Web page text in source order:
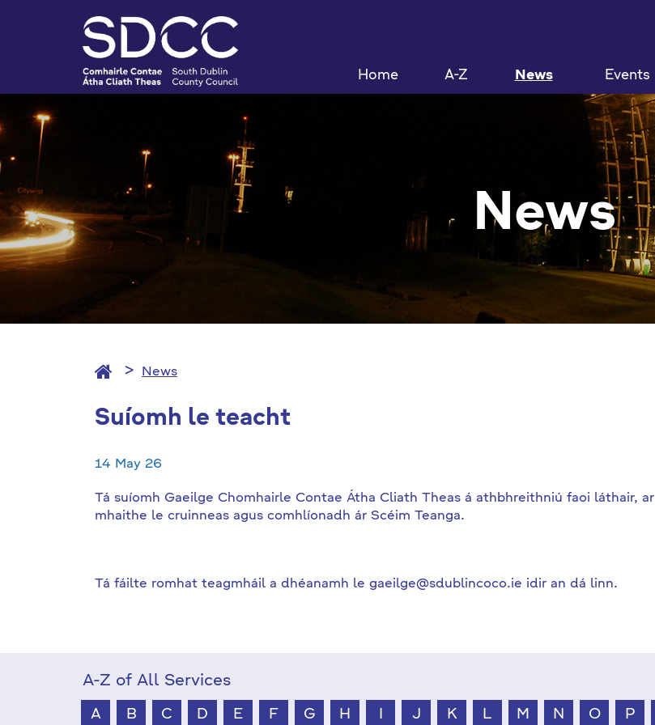
Home A-Z News Events
News
News
Suíomh le teacht
14 May 26
Tá suíomh Gaeilge Chomhairle Contae Átha Cliath Theas á athbhreithniú faoi láthair, ar
mhaithe le cruinneas agus comhlíonadh ár Scéim Teanga.
Tá fáilte romhat teagmháil a dhéanamh le gaeilge@sdublincoco.ie idir an dá linn.
A-Z of All Services
A B C D E F G H J K L M N O P